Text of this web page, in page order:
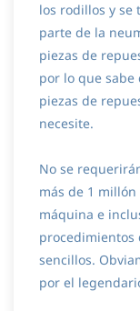
los rodillos y se
parte de la
piezas de
por lo que sabe
piezas de
necesite.
No se
más de 1
máquina e
procedimientos
sencillos.
por el